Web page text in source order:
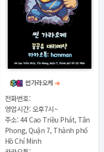
썬가라오케 +0
전화번호:
영업시간: 오후7시~
주소: 44 Cao Triều Phát, Tân
Phong, Quận 7, Thành phố
Hồ Chí Minh